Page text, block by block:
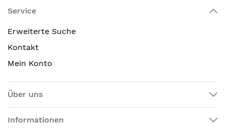
Service
Erweiterte Suche
Kontakt
Mein Konto
Über uns
Informationen